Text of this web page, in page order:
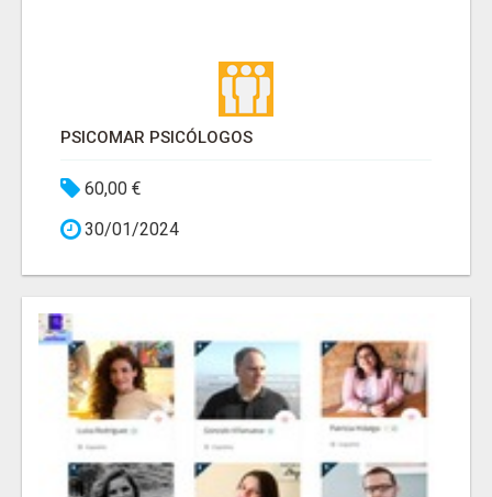
PSICOMAR PSICÓLOGOS
60,00 €
30/01/2024